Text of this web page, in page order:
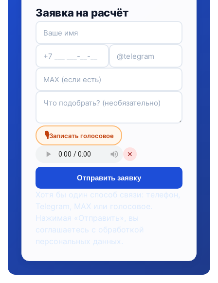
Заявка на расчёт
🎙Записать голосовое
✕
Отправить заявку
Хотя бы один способ связи: телефон,
Telegram, MAX или голосовое.
Нажимая «Отправить», вы
соглашаетесь с обработкой
персональных данных.